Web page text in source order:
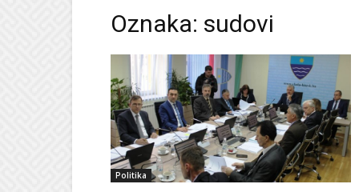
Oznaka: sudovi
Politika